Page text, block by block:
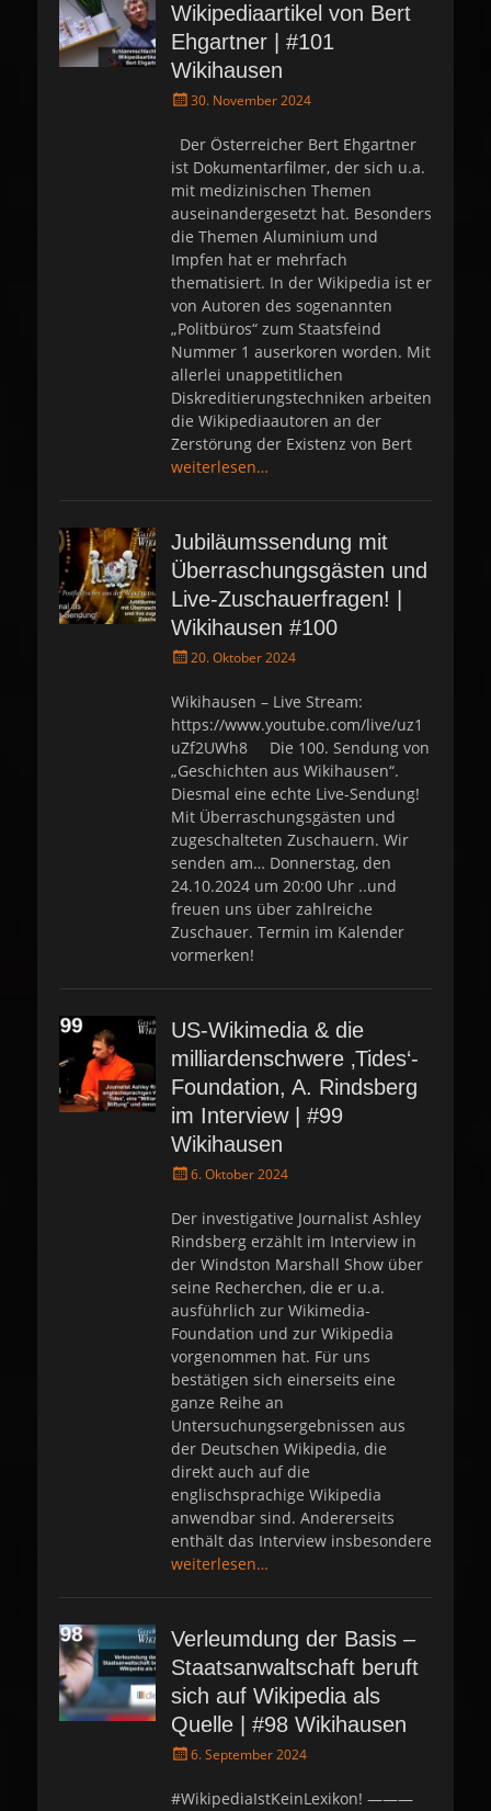
Wikipediaartikel von Bert
Ehgartner | #101
Wikihausen
P
t
e
d
o
n
30. November 2024
Der Österreicher Bert Ehgartner
ist Dokumentarfilmer, der sich u.a.
mit medizinischen Themen
auseinandergesetzt hat. Besonders
die Themen Aluminium und
Impfen hat er mehrfach
thematisiert. In der Wikipedia ist er
von Autoren des sogenannten
„Politbüros“ zum Staatsfeind
Nummer 1 auserkoren worden. Mit
allerlei unappetitlichen
Diskreditierungstechniken arbeiten
die Wikipediaautoren an der
Zerstörung der Existenz von Bert
weiterlesen…
Jubiläumssendung mit
Überraschungsgästen und
Live-Zuschauerfragen! |
Wikihausen #100
P
s
t
e
d
o
n
20. Oktober 2024
Wikihausen – Live Stream:
https://www.youtube.com/live/uz1
uZf2UWh8 Die 100. Sendung von
„Geschichten aus Wikihausen“.
Diesmal eine echte Live-Sendung!
Mit Überraschungsgästen und
zugeschalteten Zuschauern. Wir
senden am… Donnerstag, den
24.10.2024 um 20:00 Uhr ..und
freuen uns über zahlreiche
Zuschauer. Termin im Kalender
vormerken!
US-Wikimedia & die
milliardenschwere ‚Tides‘-
Foundation, A. Rindsberg
im Interview | #99
Wikihausen
P
s
t
e
d
o
n
6. Oktober 2024
Der investigative Journalist Ashley
Rindsberg erzählt im Interview in
der Windston Marshall Show über
seine Recherchen, die er u.a.
ausführlich zur Wikimedia-
Foundation und zur Wikipedia
vorgenommen hat. Für uns
bestätigen sich einerseits eine
ganze Reihe an
Untersuchungsergebnissen aus
der Deutschen Wikipedia, die
direkt auch auf die
englischsprachige Wikipedia
anwendbar sind. Andererseits
enthält das Interview insbesondere
weiterlesen…
Verleumdung der Basis –
Staatsanwaltschaft beruft
sich auf Wikipedia als
Quelle | #98 Wikihausen
P
s
6. September 2024
#WikipediaIstKeinLexikon! ———